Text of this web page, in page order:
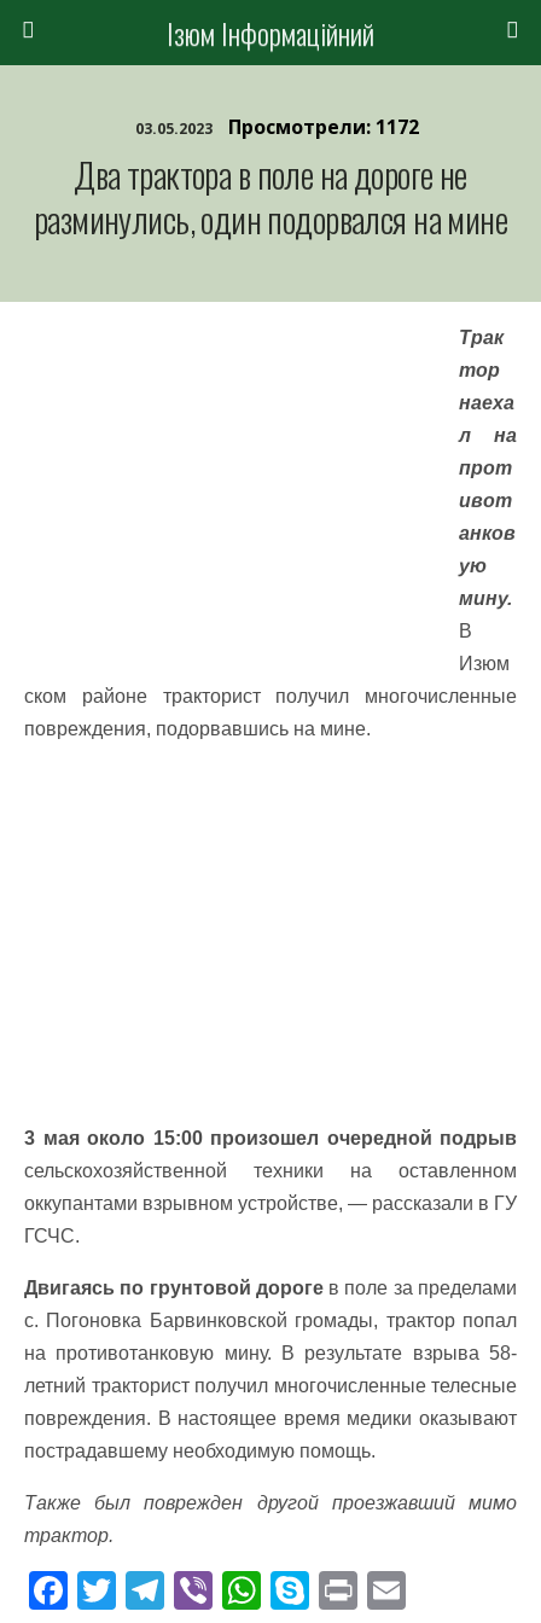
Ізюм Інформаційний
03.05.2023 Просмотрели: 1172
Два трактора в поле на дороге не
разминулись, один подорвался на мине
Трак
тор
наеха
л на
прот
ивот
анков
ую
мину.
В
Изюм
ском районе тракторист получил многочисленные
повреждения, подорвавшись на мине.
3 мая около 15:00 произошел очередной подрыв
сельскохозяйственной техники на оставленном
оккупантами взрывном устройстве, — рассказали в ГУ
ГСЧС.
Двигаясь по грунтовой дорогев поле за пределами
с. Погоновка Барвинковской громады, трактор попал
на противотанковую мину. В результате взрыва 58-
летний тракторист получил многочисленные телесные
повреждения. В настоящее время медики оказывают
пострадавшему необходимую помощь.
Также был поврежден другой проезжавший мимо
трактор.
F T T Vi W S Pr